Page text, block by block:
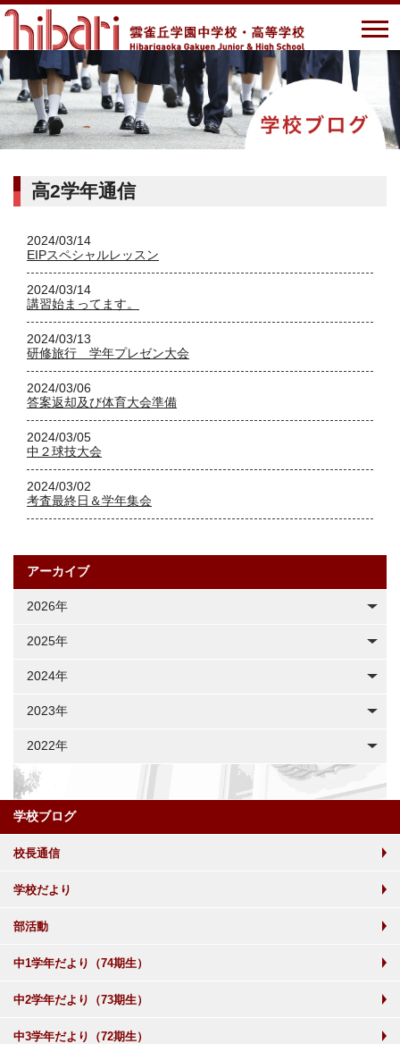
高2学年通信
2024/03/14
EIPスペシャルレッスン
2024/03/14
講習始まってます。
2024/03/13
研修旅行 学年プレゼン大会
2024/03/06
答案返却及び体育大会準備
2024/03/05
中２球技大会
2024/03/02
考査最終日＆学年集会
アーカイブ
2026年
2025年
2024年
2023年
2022年
学校ブログ
校長通信
学校だより
部活動
中1学年だより（74期生）
中2学年だより（73期生）
中3学年だより（72期生）